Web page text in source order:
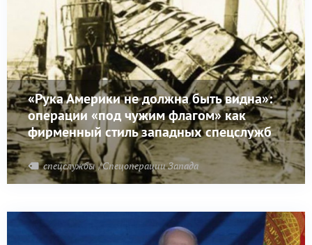
«Рука Америки не должна быть видна»:
операции «под чужим флагом» как
фирменный стиль западных спецслужб
спецслужбы Спецоперации Запада